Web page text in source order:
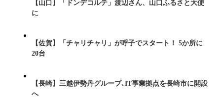
【山口】「ドンデコルテ」渡辺さん、山口ふるさと大使
に
【佐賀】「チャリチャリ」が呼子でスタート！ 5か所に
20台
【長崎】三越伊勢丹グループ､IT事業拠点を長崎市に開設
へ